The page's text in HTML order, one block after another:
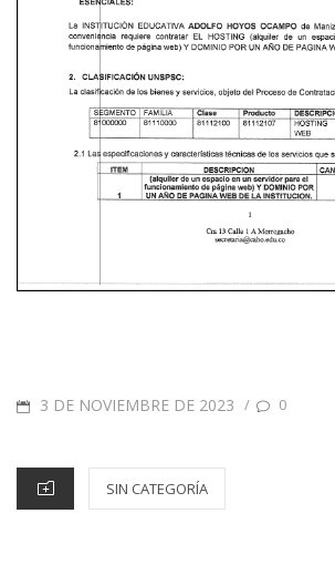
3 DE NOVIEMBRE DE 2023 / 0
SIN CATEGORÍA